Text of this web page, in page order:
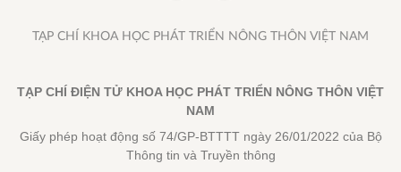
TẠP CHÍ KHOA HỌC PHÁT TRIỂN NÔNG THÔN VIỆT NAM
TẠP CHÍ ĐIỆN TỬ KHOA HỌC PHÁT TRIỂN NÔNG THÔN VIỆT
NAM
Giấy phép hoạt động số 74/GP-BTTTT ngày 26/01/2022 của Bộ
Thông tin và Truyền thông